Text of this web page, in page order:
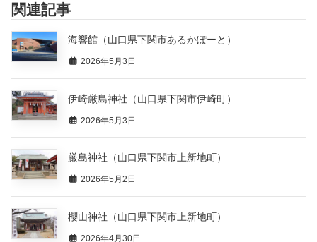
関連記事
海響館（山口県下関市あるかぽーと）
2026年5月3日
伊崎厳島神社（山口県下関市伊崎町）
2026年5月3日
厳島神社（山口県下関市上新地町）
2026年5月2日
櫻山神社（山口県下関市上新地町）
2026年4月30日